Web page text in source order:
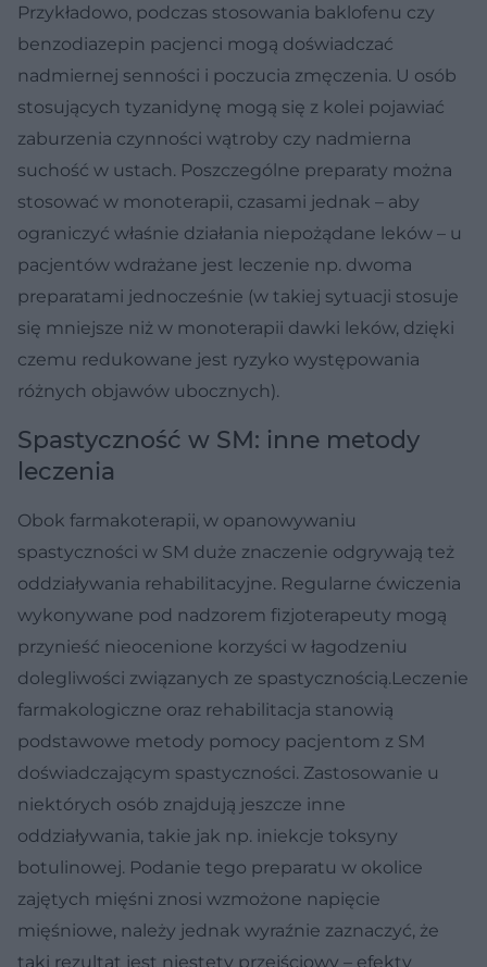
Przykładowo, podczas stosowania baklofenu czy
benzodiazepin pacjenci mogą doświadczać
nadmiernej senności i poczucia zmęczenia. U osób
stosujących tyzanidynę mogą się z kolei pojawiać
zaburzenia czynności wątroby czy nadmierna
suchość w ustach. Poszczególne preparaty można
stosować w monoterapii, czasami jednak – aby
ograniczyć właśnie działania niepożądane leków – u
pacjentów wdrażane jest leczenie np. dwoma
preparatami jednocześnie (w takiej sytuacji stosuje
się mniejsze niż w monoterapii dawki leków, dzięki
czemu redukowane jest ryzyko występowania
różnych objawów ubocznych).
Spastyczność w SM: inne metody
leczenia
Obok farmakoterapii, w opanowywaniu
spastyczności w SM duże znaczenie odgrywają też
oddziaływania rehabilitacyjne. Regularne ćwiczenia
wykonywane pod nadzorem fizjoterapeuty mogą
przynieść nieocenione korzyści w łagodzeniu
dolegliwości związanych ze spastycznością.Leczenie
farmakologiczne oraz rehabilitacja stanowią
podstawowe metody pomocy pacjentom z SM
doświadczającym spastyczności. Zastosowanie u
niektórych osób znajdują jeszcze inne
oddziaływania, takie jak np. iniekcje toksyny
botulinowej. Podanie tego preparatu w okolice
zajętych mięśni znosi wzmożone napięcie
mięśniowe, należy jednak wyraźnie zaznaczyć, że
taki rezultat jest niestety przejściowy – efekty